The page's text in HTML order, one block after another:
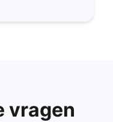
vragen